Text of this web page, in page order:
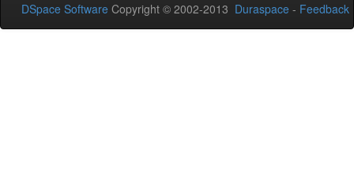
DSpace Software Copyright © 2002-2013 Duraspace - Feedback